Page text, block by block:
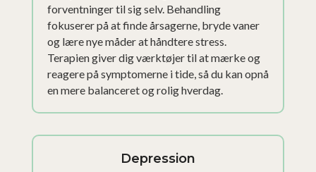
forventninger til sig selv. Behandling
fokuserer på at finde årsagerne, bryde vaner
og lære nye måder at håndtere stress.
Terapien giver dig værktøjer til at mærke og
reagere på symptomerne i tide, så du kan opnå
en mere balanceret og rolig hverdag.
Depression